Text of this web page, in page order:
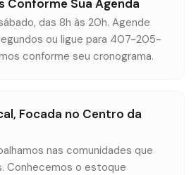
Conforme Sua Agenda
das 8h às 20h. Agende
ou ligue para 407-205-
conforme seu cronograma.
Focada no Centro da
nas comunidades que
Conhecemos o estoque